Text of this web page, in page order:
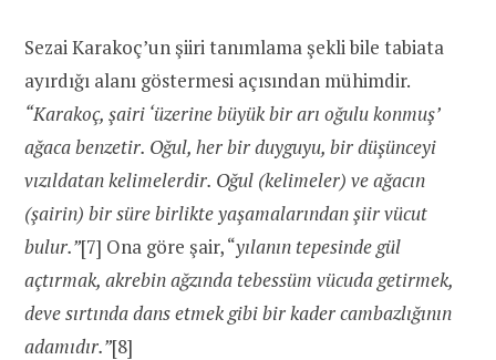
Sezai Karakoç’un şiiri tanımlama şekli bile tabiata
ayırdığı alanı göstermesi açısından mühimdir.
“Karakoç, şairi ‘üzerine büyük bir arı oğulu konmuş’
ağaca benzetir. Oğul, her bir duyguyu, bir düşünceyi
vızıldatan kelimelerdir. Oğul (kelimeler) ve ağacın
(şairin) bir süre birlikte yaşamalarından şiir vücut
bulur.”[7] Ona göre şair, “yılanın tepesinde gül
açtırmak, akrebin ağzında tebessüm vücuda getirmek,
deve sırtında dans etmek gibi bir kader cambazlığının
adamıdır.”[8]